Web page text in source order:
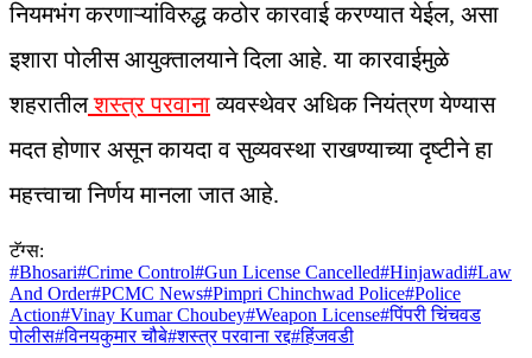
नियमभंग करणाऱ्यांविरुद्ध कठोर कारवाई करण्यात येईल, असा
इशारा पोलीस आयुक्तालयाने दिला आहे. या कारवाईमुळे
शहरातीलशस्त्र परवानाव्यवस्थेवर अधिक नियंत्रण येण्यास
मदत होणार असून कायदा व सुव्यवस्था राखण्याच्या दृष्टीने हा
महत्त्वाचा निर्णय मानला जात आहे.
टॅग्स:
#Bhosari#Crime Control#Gun License Cancelled#Hinjawadi#Law
And Order#PCMC News#Pimpri Chinchwad Police#Police
Action#Vinay Kumar Choubey#Weapon License#पिंपरी चिंचवड
पोलीस#विनयकुमार चौबे#शस्त्र परवाना रद्द#हिंजवडी